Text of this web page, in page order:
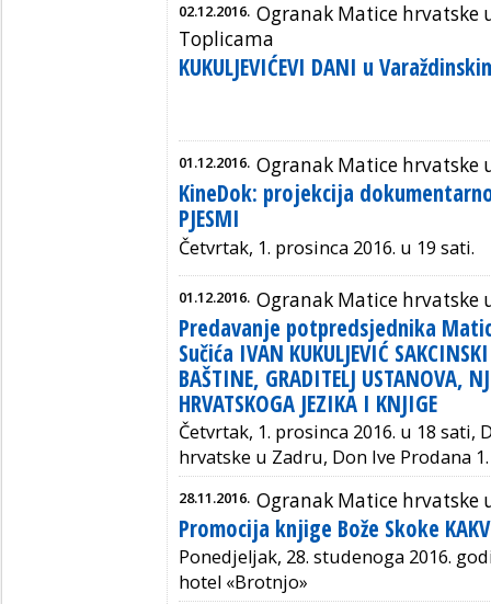
02.12.2016. Ogranak Matice hrvatske
Toplicama
KUKULJEVIĆEVI DANI u
01.12.2016. Ogranak Matice hrvatske
KineDok: projekcija
PJESMI
Četvrtak, 1. prosinca 2016. u 19 sati.
01.12.2016. Ogranak Matice hrvatske
Predavanje potpredsjednika
Sučića IVAN KUKULJEVIĆ
BAŠTINE, GRADITELJ USTANOVA,
HRVATSKOGA JEZIKA I KNJIGE
Četvrtak, 1. prosinca 2016. u 18 sati,
hrvatske u Zadru, Don Ive Prodana 1.
28.11.2016. Ogranak Matice hrvatske
Promocija knjige Bože Skoke
Ponedjeljak, 28. studenoga 2016.
hotel «Brotnjo»